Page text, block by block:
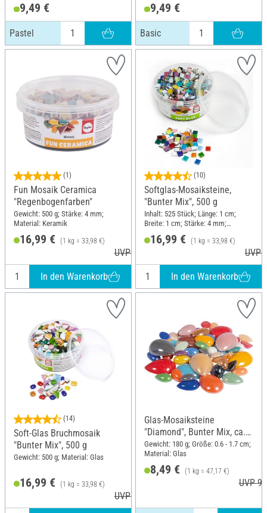
9,49 €
Pastel
9,49 €
Basic
(1)
Fun Mosaik Ceramica
"Regenbogenfarben"
Gewicht: 500 g; Stärke: 4 mm;
Material: Keramik
16,99 € (1 kg = 33,98 €)
UVP 18,99 €
In den Warenkorb
(10)
Softglas-Mosaiksteine,
"Bunter Mix", 500 g
Inhalt: 525 Stück; Länge: 1 cm;
Breite: 1 cm; Stärke: 4 mm;
16,99 € (1 kg = 33,98 €)
UVP
In den Warenkorb
(14)
Soft-Glas Bruchmosaik
"Bunter Mix", 500 g
Gewicht: 500 g; Material: Glas
16,99 € (1 kg = 33,98 €)
UVP 18,99 €
Glas-Mosaiksteine
"Diamond", Bunter Mix, ca.
180 g, Tropfen
Gewicht: 180 g; Größe: 0.6 - 1.7 cm;
Material: Glas
8,49 € (1 kg = 47,17 €)
UVP